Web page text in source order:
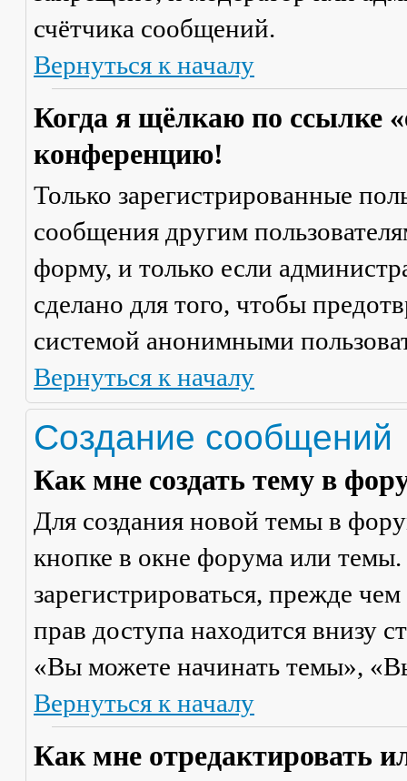
счётчика сообщений.
Вернуться к началу
Когда я щёлкаю по ссылке
конференцию!
Только зарегистрированные
сообщения другим
форму, и только если
сделано для того, чтобы
системой анонимными
Вернуться к началу
Создание сообщений
Как мне создать тему в
Для создания новой темы в
кнопке в окне форума или
зарегистрироваться, прежде
прав доступа находится внизу
«Вы можете начинать темы»,
Вернуться к началу
Как мне отредактировать